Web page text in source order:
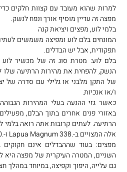
למרות שהוא מעובד עם קצוות חלקים
מפצה זה עדיין מוסיף אורך ונפח לנשק.
בלמי לוע, מפצים ויציאת קנה
המונחים בלם לוע ומפיצה משמשים לעתים
תפקודית, אבל יש הבדלים.
בלם לוע: מטרת סוג זה של מכשיר
הנשק, להפחית את מהירות הרתיעה שלו
של התקן מלבני או גלילי עם סדרה של
ו/או אנכיות.
כאשר גזי ההנעה בעלי המהירות
באזורי פנים אחרים בתוך הבלם, מפעילים
הרתיעה. לעתים קרובות אתה רואה בלמי
אלה המצויים ב-.338 Lapua Magnum ו-.50 BMG, וכמה רובי ציד.
מפצים: בעוד שההבדלים אינם חקוקים
השניים, המטרה העיקרית של מפצה היא
גם עלייה, היפוך וקפיצה, במיוחד במהלך